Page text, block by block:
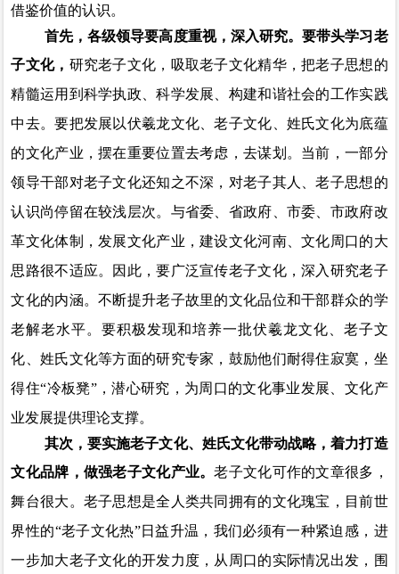
借鉴价值的认识。
首先，各级领导要高度重视，深入研究。要带头学习老
子文化， 研究老子文化，吸取老子文化精华，把老子思想的
精髓运用到科学执政、科学发展、构建和谐社会的工作实践
中去。要把发展以伏羲龙文化、老子文化、姓氏文化为底蕴
的文化产业，摆在重要位置去考虑，去谋划。当前，一部分
领导干部对老子文化还知之不深，对老子其人、老子思想的
认识尚停留在较浅层次。与省委、省政府、市委、市政府改
革文化体制，发展文化产业，建设文化河南、文化周口的大
思路很不适应。因此，要广泛宣传老子文化，深入研究老子
文化的内涵。不断提升老子故里的文化品位和干部群众的学
老解老水平。要积极发现和培养一批伏羲龙文化、老子文
化、姓氏文化等方面的研究专家，鼓励他们耐得住寂寞，坐
得住“冷板凳”，潜心研究，为周口的文化事业发展、文化产
业发展提供理论支撑。
其次，要实施老子文化、姓氏文化带动战略，着力打造
文化品牌，做强老子文化产业。老子文化可作的文章很多，
舞台很大。老子思想是全人类共同拥有的文化瑰宝，目前世
界性的“老子文化热”日益升温，我们必须有一种紧迫感，进
一步加大老子文化的开发力度，从周口的实际情况出发，围